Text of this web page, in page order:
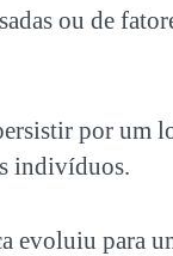
ou de
por um
indivíduos.
evoluiu para